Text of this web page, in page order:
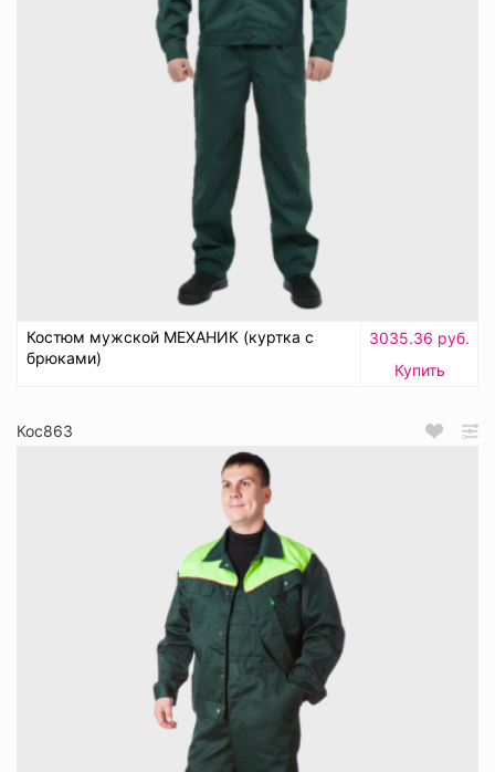
Костюм мужской МЕХАНИК (куртка с
брюками)
3035.36 руб.
Купить
Кос863